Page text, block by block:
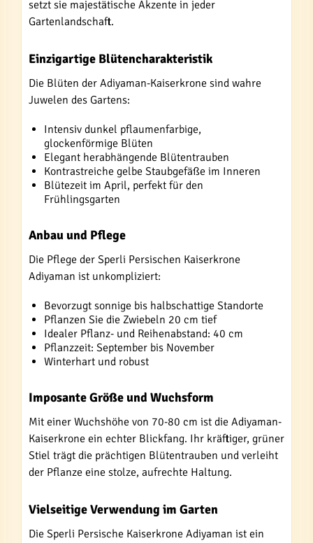
setzt sie majestätische Akzente in jeder
Gartenlandschaft.
Einzigartige Blütencharakteristik
Die Blüten der Adiyaman-Kaiserkrone sind wahre
Juwelen des Gartens:
Intensiv dunkel pflaumenfarbige,
glockenförmige Blüten
Elegant herabhängende Blütentrauben
Kontrastreiche gelbe Staubgefäße im Inneren
Blütezeit im April, perfekt für den
Frühlingsgarten
Anbau und Pflege
Die Pflege der Sperli Persischen Kaiserkrone
Adiyaman ist unkompliziert:
Bevorzugt sonnige bis halbschattige Standorte
Pflanzen Sie die Zwiebeln 20 cm tief
Idealer Pflanz- und Reihenabstand: 40 cm
Pflanzzeit: September bis November
Winterhart und robust
Imposante Größe und Wuchsform
Mit einer Wuchshöhe von 70-80 cm ist die Adiyaman-
Kaiserkrone ein echter Blickfang. Ihr kräftiger, grüner
Stiel trägt die prächtigen Blütentrauben und verleiht
der Pflanze eine stolze, aufrechte Haltung.
Vielseitige Verwendung im Garten
Die Sperli Persische Kaiserkrone Adiyaman ist ein